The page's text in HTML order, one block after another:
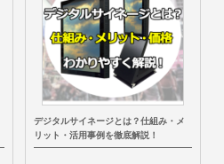
デジタルサイネージとは？仕組み・メ
リット・活用事例を徹底解説！